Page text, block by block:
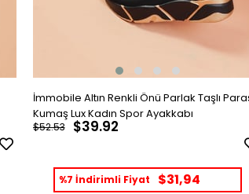
İmmobile Altın Renkli Önü Parlak Taşlı
Kumaş Lux Kadın Spor Ayakkabı
$39.92
$52.53
%7 İndirimli Fiyat $31,94